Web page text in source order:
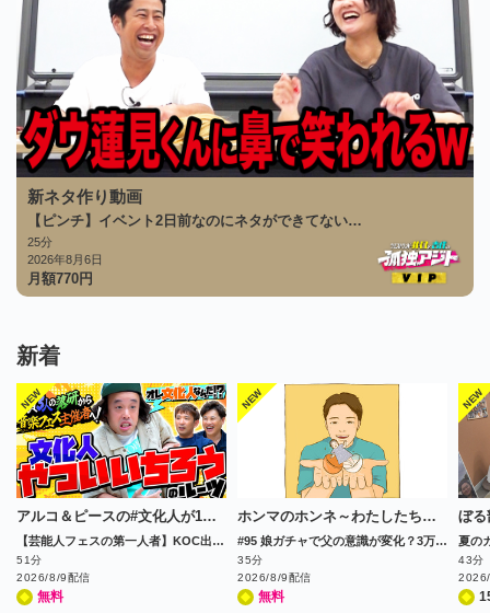
新ネタ作り動画
【ピンチ】イベント2日前なのにネタができてない…
25分
2026年8月6日
月額770 円
新着
アルコ＆ピースの#文化人が1番やばい～Produced by しくじり先生～
【芸能人フェスの第一人者】KOC出場の実力派コント師は、いかにしてフェス業界で成功するまでに至ったのか!?
51分
2026/8/9配信
無料
ホンマのホンネ～わたしたちのモヤモヤニュース会議～
#95 娘ガチャで父の意識が変化？3万人データが証明
35分
2026/8/9配信
無料
ぼる
43分